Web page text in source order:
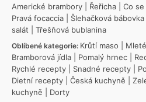
Americké brambory
Řeřicha Co
Pravá focaccia
Šlehačková bábovka
salát
Třešňová bublanina
Oblíbené kategorie: Krůtí maso
Bramborová jídla
Pomalý hrnec
Rychlé recepty
Snadné recepty
Dietní recepty
Česká kuchyně
kuchyně
Dorty